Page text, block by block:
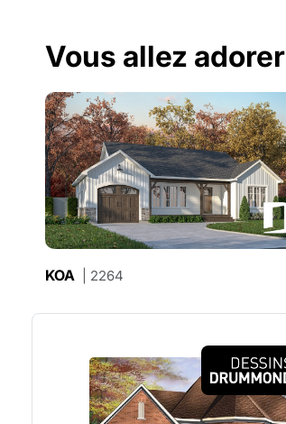
Vous allez adorer
KOA | 2264